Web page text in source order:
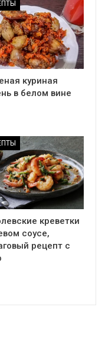
куриная
в белом вине
креветки
соусе,
рецепт с